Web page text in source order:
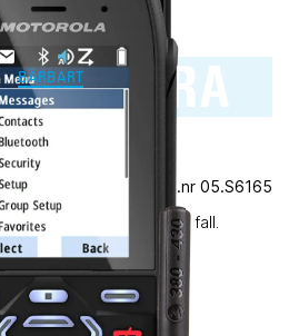
TETRA
BÄRBART
Vårt art.nr 05.S6165
ändamål. Nästan i alla fall.